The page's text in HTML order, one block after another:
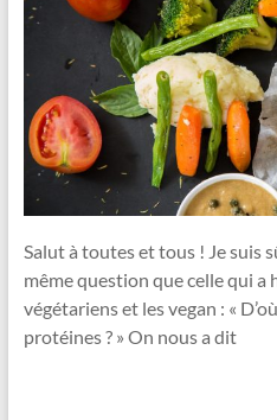
Salut à toutes et tous ! Je suis
même question que celle qui a
végétariens et les vegan : «
protéines ? » On nous a dit